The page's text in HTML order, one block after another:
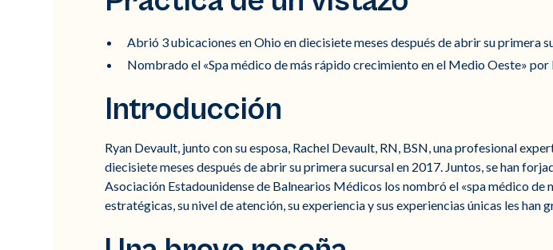
Abrió 3 ubicaciones en Ohio en diecisiete meses después de abrir su primera
Nombrado el «Spa médico de más rápido crecimiento en el Medio Oeste»
Introducción
Ryan Devault, junto con su esposa, Rachel Devault, RN, BSN, una profesional
diecisiete meses después de abrir su primera sucursal en 2017. Juntos, se han
Asociación Estadounidense de Balnearios Médicos los nombró el «spa médico
estratégicas, su nivel de atención, su experiencia y sus experiencias únicas les han